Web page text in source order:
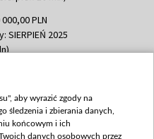
PLN
SIERPIEŃ 2025
PLN
październik 350
aby wyrazić zgody na
śledzenia i zbierania danych,
końcowym i ich
danych osobowych przez